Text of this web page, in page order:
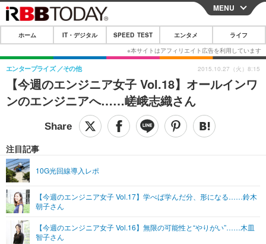
CLOSE
ホーム
IT・デジタル
IT・デジタルTOP スマートフォン
ショッピング その他
SPEED TEST
エンタメTOP 映画・ドラマ
グラビア
ショッピング その他
ライフTOP
その他
リリース一覧
プッシュ通知の停止方法
MENU
ホーム IT・デジタル SPEED TEST エンタメ ライフ
【今週のエンジニア女子 Vol.18】オールインワ
ンのエンジニアへ……嵯峨志織さん
エンタープライズ その他
注目記事
10G光回線導入レポ
【今週のエンジニア女子 Vol.17】学べば学んだ分、形になる……鈴木
朝子さん
【今週のエンジニア女子 Vol.16】無限の可能性と“やりがい”……木皿
智子さん
2015.10.27（火）8:15